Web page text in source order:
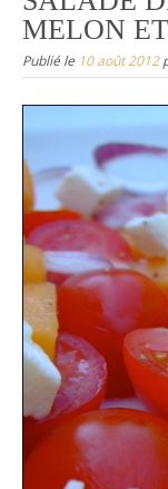
MELON
Publié le 10 août 2012